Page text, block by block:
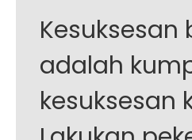
Kesuksesan
adalah
kesuksesan